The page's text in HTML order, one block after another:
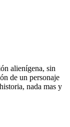
alienígena, sin
de un personaje
nada mas y